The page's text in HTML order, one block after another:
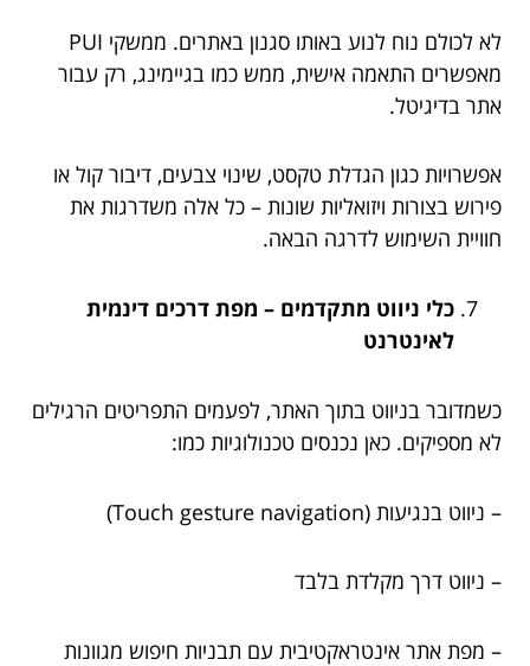
לא לכולם נוח לנוע באותו סגנון באתרים. ממשקי PUI
מאפשרים התאמה אישית, ממש כמו בגיימינג, רק עבור
אתר בדיגיטל.
אפשרויות כגון הגדלת טקסט, שינוי צבעים, דיבור קול או
פירוש בצורות ויזואליות שונות – כל אלה משדרגות את
חוויית השימוש לדרגה הבאה.
כלי ניווט מתקדמים – מפת דרכים דינמית
לאינטרנט
כשמדובר בניווט בתוך האתר, לפעמים התפריטים הרגילים
לא מספיקים. כאן נכנסים טכנולוגיות כמו:
– ניווט בנגיעות (Touch gesture navigation)
– ניווט דרך מקלדת בלבד
– מפת אתר אינטראקטיבית עם תבניות חיפוש מגוונות